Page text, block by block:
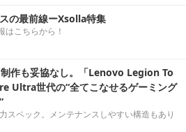
の最前線ーXsolla特集
はこちらから！
作も妥協なし。「Lenovo Legion To
Ultra世代の“全てこなせるゲーミング
スペック。メンテナンスしやすい構造もあり